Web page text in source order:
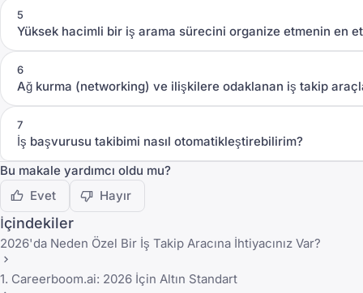
5
Yüksek hacimli bir iş arama sürecini organize etmenin en
6
Ağ kurma (networking) ve ilişkilere odaklanan iş takip
7
İş başvurusu takibimi nasıl otomatikleştirebilirim?
Bu makale yardımcı oldu mu?
Evet
Hayır
İçindekiler
2026'da Neden Özel Bir İş Takip Aracına İhtiyacınız Var?
1. Careerboom.ai: 2026 İçin Altın Standart